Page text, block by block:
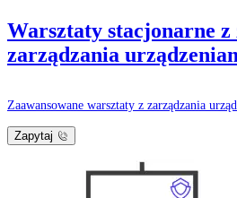
Warsztaty stacjonarne z
zarządzania
Zaawansowane warsztaty z zarządzania
Zapytaj